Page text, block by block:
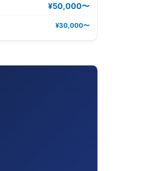
¥50,000〜
¥30,000〜